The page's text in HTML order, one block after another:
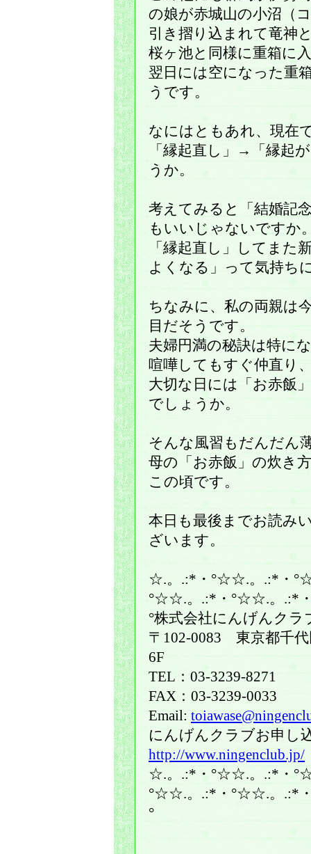
の娘が赤城山の小沼（
引き摺り込まれて竜神
桜ヶ池と同様に重箱に
翌日には空になった重
うです。
なにはともあれ、現在
「縁起直し」→「縁起
うか。
考えてみると「結婚記
もいいじゃないですか
「縁起直し」してまた
よくなる」って気持ち
ちなみに、私の両親は
目だそうです。
夫婦円満の秘訣は特に
喧嘩してもすぐ仲直り
大切な日には「お赤飯
でしょうか。
そんな風習もだんだん
母の「お赤飯」の炊き
この頃です。
本日も最後までお読み
ざいます。
☆.。.:*・°☆☆.。.:*・
°☆☆.。.:*・°☆☆.。.:*
°株式会社にんげ
〒102-0083 東京都千
6F
TEL：03-3239-8271
FAX：03-3239-0033
Email:
にんげんクラブお申し
http://www.ningenclub.jp/
☆.。.:*・°☆☆.。.:*・
°☆☆.。.:*・°☆☆.。.:*
°